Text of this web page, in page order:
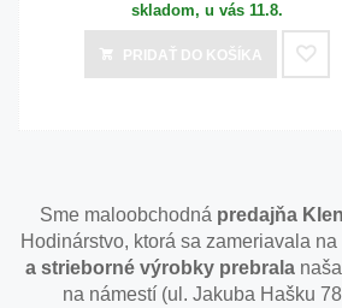
skladom, u vás 11.8.
PRIDAŤDO KOŠÍKA
Sme maloobchodná predajňa
Hodinárstvo, ktorá sa zameriavala
a strieborné výrobky prebralanaša
na námestí (ul. Jakuba Hašku